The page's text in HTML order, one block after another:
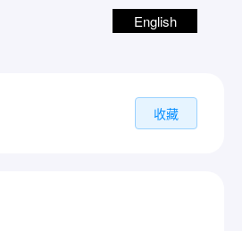
English
收藏